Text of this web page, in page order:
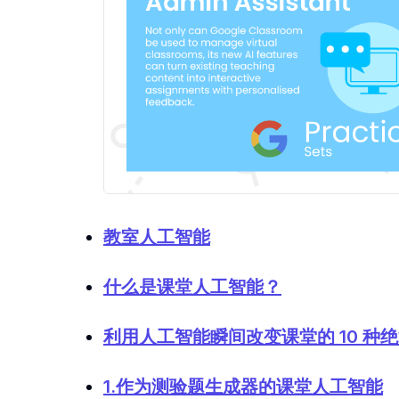
教室人工智能
什么是课堂人工智能？
利用人工智能瞬间改变课堂的 10 种
1.作为测验题生成器的课堂人工智能